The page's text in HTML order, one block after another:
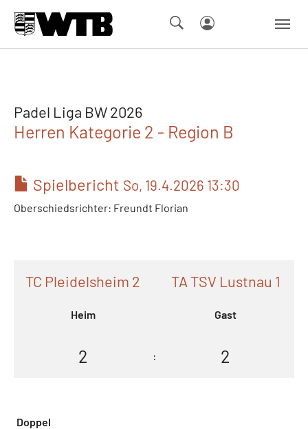
Padel Liga BW 2026
Herren Kategorie 2 - Region B
Spielbericht So, 19.4.2026 13:30
Oberschiedsrichter: Freundt Florian
TC Pleidelsheim 2
Heim
TA TSV Lustnau 1
Gast
2 : 2
Doppel